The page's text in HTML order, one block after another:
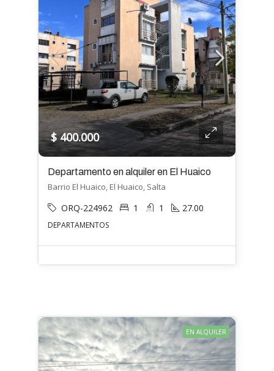
$ 400.000
Departamento en alquiler en El Huaico
Barrio El Huaico, El Huaico, Salta
ORQ-224962 1 1 27.00
DEPARTAMENTOS
EN ALQUILER